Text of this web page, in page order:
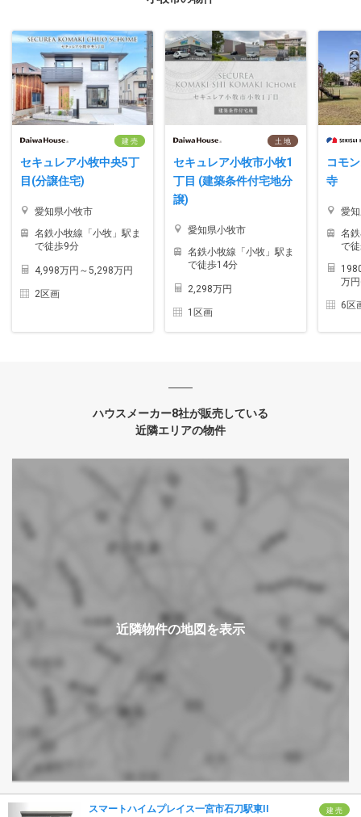
建 売
セキュレア小牧中央5丁
目(分譲住宅)
愛知県小牧市
名鉄小牧線「小牧」駅ま
で徒歩9分
4,998万円～5,298万円
2区画
土 地
セキュレア小牧市小牧1
丁目 (建築条件付宅地分
譲)
愛知県小牧市
名鉄小牧線「小牧」駅ま
で徒歩14分
2,298万円
1区画
コモ
寺
愛
名
で
万
6区
ハウスメーカー8社が販売している
近隣エリアの物件
建 売
スマートハイムプレイス一宮市石刀駅東II